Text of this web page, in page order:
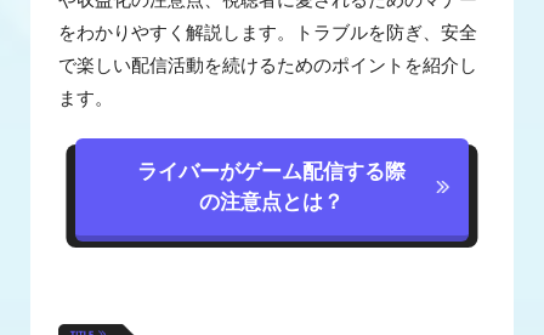
をわかりやすく解説します。トラブルを防ぎ、安全
で楽しい配信活動を続けるためのポイントを紹介し
ます。
ライバーがゲーム配信する際
の注意点とは？